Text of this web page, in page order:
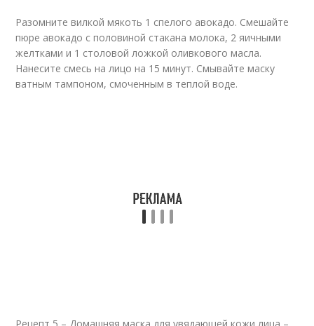
Разомните вилкой мякоть 1 спелого авокадо. Смешайте
пюре авокадо с половиной стакана молока, 2 яичными
желтками и 1 столовой ложкой оливкового масла.
Нанесите смесь на лицо на 15 минут. Смывайте маску
ватным тампоном, смоченным в теплой воде.